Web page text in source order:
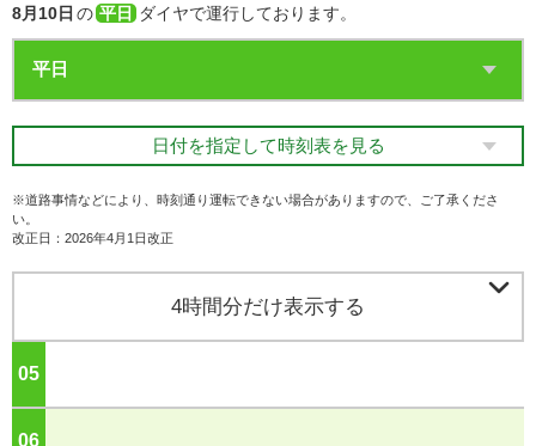
8月10日 の 平日 ダイヤで運行しております。
日付を指定して時刻表を見る
※道路事情などにより、時刻通り運転できない場合がありますので、ご了承くださ
い。
改正日：2026年4月1日改正
4時間分だけ表示する 
05
06